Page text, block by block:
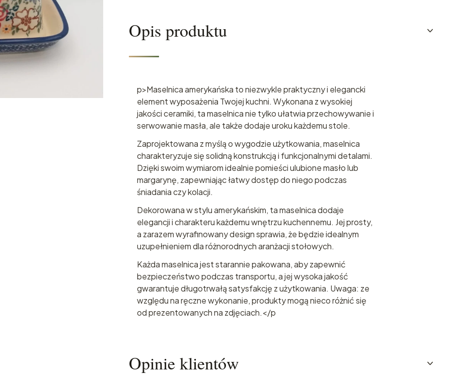
Opis produktu
p>Maselnica amerykańska to niezwykle praktyczny i elegancki
element wyposażenia Twojej kuchni. Wykonana z wysokiej
jakości ceramiki, ta maselnica nie tylko ułatwia przechowywanie i
serwowanie masła, ale także dodaje uroku każdemu stole.
Zaprojektowana z myślą o wygodzie użytkowania, maselnica
charakteryzuje się solidną konstrukcją i funkcjonalnymi detalami.
Dzięki swoim wymiarom idealnie pomieści ulubione masło lub
margarynę, zapewniając łatwy dostęp do niego podczas
śniadania czy kolacji.
Dekorowana w stylu amerykańskim, ta maselnica dodaje
elegancji i charakteru każdemu wnętrzu kuchennemu. Jej prosty,
a zarazem wyrafinowany design sprawia, że będzie idealnym
uzupełnieniem dla różnorodnych aranżacji stołowych.
Każda maselnica jest starannie pakowana, aby zapewnić
bezpieczeństwo podczas transportu, a jej wysoka jakość
gwarantuje długotrwałą satysfakcję z użytkowania. Uwaga: ze
względu na ręczne wykonanie, produkty mogą nieco różnić się
od prezentowanych na zdjęciach.</p
Opinie klientów